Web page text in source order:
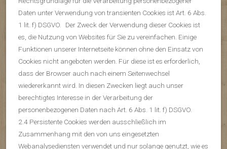
Daten unter Verwendung von transienten Cookies ist Art. 6 Abs.
1 lit. f) DSGVO. Der Zweck der Verwendung dieser Cookies ist
es, die Nutzung von Websites für Sie zu vereinfachen. Einige
Funktionen unserer Internetseite können ohne den Einsatz von
Cookies nicht angeboten werden. Für diese ist es erforderlich,
dass der Browser auch nach einem Seitenwechsel
wiedererkannt wird. In diesen Zwecken liegt auch unser
berechtigtes Interesse in der Verarbeitung der
personenbezogenen Daten nach Art. 6 Abs. 1 lit. f) DSGVO.
2.4 Persistente Cookies werden ausschließlich im
Zusammenhang mit den von uns eingesetzten
Webanalysediensten verwendet und nur solange genutzt, wie es